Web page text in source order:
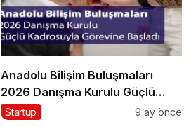
Anadolu Bilişim Buluşmaları
2026 Danışma Kurulu Güçlü
Kadrosuyla Görevine Başladı
Startup 9 ay önce